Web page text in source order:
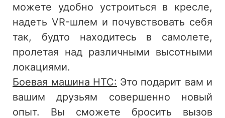
можете удобно устроиться в кресле,
надеть VR-шлем и почувствовать себя
так, будто находитесь в самолете,
пролетая над различными высотными
локациями.
Боевая машина HTC: Это подарит вам и
вашим друзьям совершенно новый
опыт. Вы сможете бросить вызов